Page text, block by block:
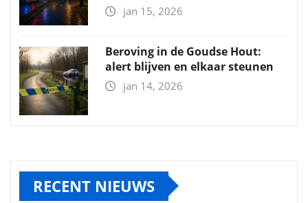
jan 15, 2026
Beroving in de Goudse Hout:
alert blijven en elkaar steunen
jan 14, 2026
RECENT NIEUWS